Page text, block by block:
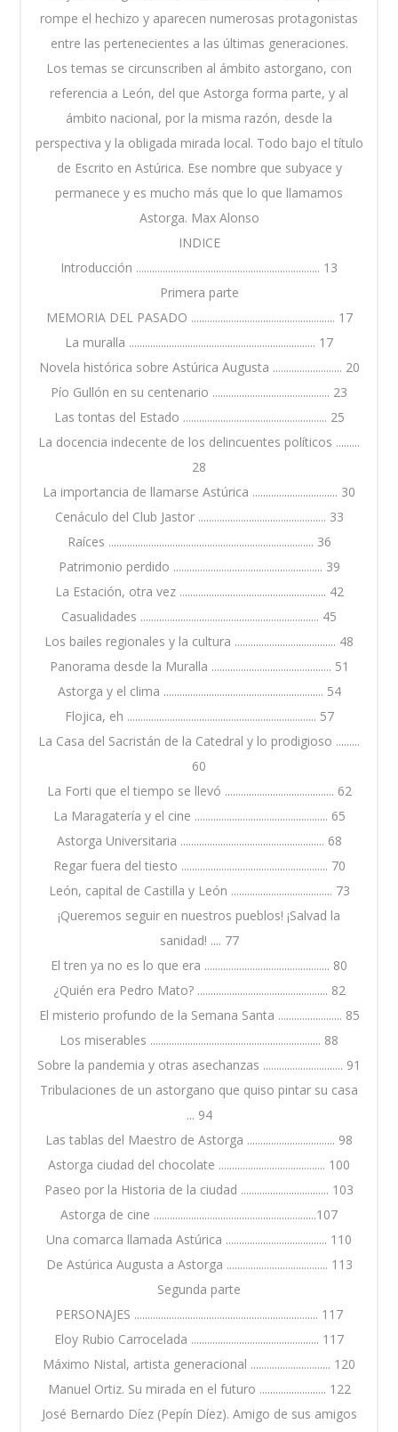
rompe el hechizo y aparecen numerosas protagonistas
entre las pertenecientes a las últimas generaciones.
Los temas se circunscriben al ámbito astorgano, con
referencia a León, del que Astorga forma parte, y al
ámbito nacional, por la misma razón, desde la
perspectiva y la obligada mirada local. Todo bajo el título
de Escrito en Astúrica. Ese nombre que subyace y
permanece y es mucho más que lo que llamamos
Astorga. Max Alonso
INDICE
Introducción ..................................................................... 13
Primera parte
MEMORIA DEL PASADO ...................................................... 17
La muralla ...................................................................... 17
Novela histórica sobre Astúrica Augusta .......................... 20
Pío Gullón en su centenario ............................................ 23
Las tontas del Estado ...................................................... 25
La docencia indecente de los delincuentes políticos .........
28
La importancia de llamarse Astúrica ................................ 30
Cenáculo del Club Jastor ................................................ 33
Raíces ............................................................................. 36
Patrimonio perdido ........................................................ 39
La Estación, otra vez ....................................................... 42
Casualidades ................................................................... 45
Los bailes regionales y la cultura ...................................... 48
Panorama desde la Muralla ............................................. 51
Astorga y el clima ............................................................ 54
Flojica, eh ....................................................................... 57
La Casa del Sacristán de la Catedral y lo prodigioso .........
60
La Forti que el tiempo se llevó ......................................... 62
La Maragatería y el cine .................................................. 65
Astorga Universitaria ...................................................... 68
Regar fuera del tiesto ....................................................... 70
León, capital de Castilla y León ...................................... 73
¡Queremos seguir en nuestros pueblos! ¡Salvad la
sanidad! .... 77
El tren ya no es lo que era ............................................... 80
¿Quién era Pedro Mato? ................................................. 82
El misterio profundo de la Semana Santa ........................ 85
Los miserables ................................................................ 88
Sobre la pandemia y otras asechanzas .............................. 91
Tribulaciones de un astorgano que quiso pintar su casa
... 94
Las tablas del Maestro de Astorga ................................. 98
Astorga ciudad del chocolate ........................................ 100
Paseo por la Historia de la ciudad ................................. 103
Astorga de cine .............................................................107
Una comarca llamada Astúrica ...................................... 110
De Astúrica Augusta a Astorga ...................................... 113
Segunda parte
PERSONAJES ..................................................................... 117
Eloy Rubio Carrocelada ................................................ 117
Máximo Nistal, artista generacional .............................. 120
Manuel Ortiz. Su mirada en el futuro ......................... 122
José Bernardo Díez (Pepín Díez). Amigo de sus amigos